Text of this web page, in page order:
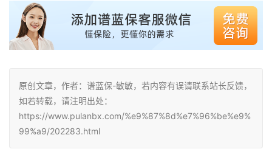
原创文章，作者：谱蓝保-敏敏，若内容有误请联系站长反馈，
如若转载，请注明出处：
https://www.pulanbx.com/%e9%87%8d%e7%96%be%e9%
99%a9/202283.html